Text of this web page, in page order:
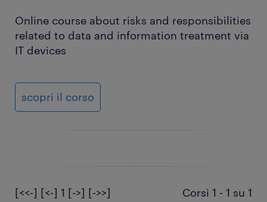
Online course about risks and responsibilities
related to data and information treatment via
IT devices
scopri il corso
[<<-] [<-] 1 [->] [->>] Corsi 1 - 1 su 1